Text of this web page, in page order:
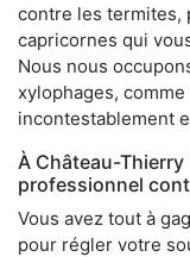
contre les termites,
capricornes qui
Nous nous
xylophages,
incontestablement
À Château-
professionnel
Vous avez tout à
pour régler votre